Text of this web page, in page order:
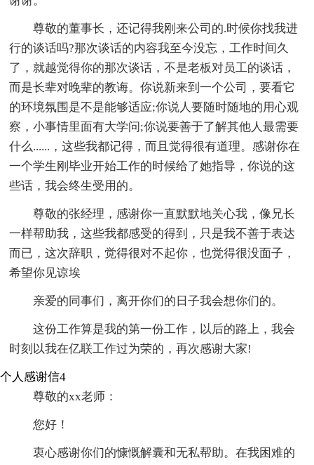
尊敬的董事长，还记得我刚来公司的.时候你找我进
行的谈话吗?那次谈话的内容我至今没忘，工作时间久
了，就越觉得你的那次谈话，不是老板对员工的谈话，
而是长辈对晚辈的教诲。你说新来到一个公司，要看它
的环境氛围是不是能够适应;你说人要随时随地的用心观
察，小事情里面有大学问;你说要善于了解其他人最需要
什么......，这些我都记得，而且觉得很有道理。感谢你在
一个学生刚毕业开始工作的时候给了她指导，你说的这
些话，我会终生受用的。
尊敬的张经理，感谢你一直默默地关心我，像兄长
一样帮助我，这些我都感受的得到，只是我不善于表达
而已，这次辞职，觉得很对不起你，也觉得很没面子，
希望你见谅埃
亲爱的同事们，离开你们的日子我会想你们的。
这份工作算是我的第一份工作，以后的路上，我会
时刻以我在亿联工作过为荣的，再次感谢大家!
个人感谢信4
尊敬的xx老师：
您好！
衷心感谢你们的慷慨解囊和无私帮助。在我困难的